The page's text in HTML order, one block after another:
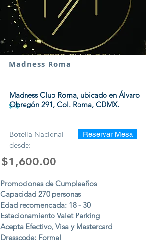
Madness Roma
$$$
Madness Club Roma, ubicado en Álvaro
Obregón 291, Col. Roma, CDMX.
Botella Nacional
desde:
Reservar Mesa
$1,600.00
Promociones de Cumpleaños
Capacidad 270 personas
Edad recomendada: 18 - 30
Estacionamiento Valet Parking
Acepta Efectivo, Visa y Mastercard
Dresscode: Formal